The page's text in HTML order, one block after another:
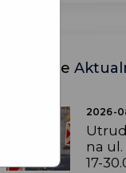
Ostatnie
2026-
na
17-